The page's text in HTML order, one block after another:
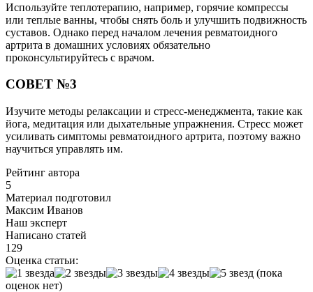
Используйте теплотерапию, например, горячие компрессы
или теплые ванны, чтобы снять боль и улучшить подвижность
суставов. Однако перед началом лечения ревматоидного
артрита в домашних условиях обязательно
проконсультируйтесь с врачом.
СОВЕТ №3
Изучите методы релаксации и стресс-менеджмента, такие как
йога, медитация или дыхательные упражнения. Стресс может
усиливать симптомы ревматоидного артрита, поэтому важно
научиться управлять им.
Рейтинг автора
5
Материал подготовил
Максим Иванов
Наш эксперт
Написано статей
129
Оценка статьи:
(пока
оценок нет)